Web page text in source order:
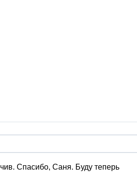
Спасибо, Саня. Буду теперь